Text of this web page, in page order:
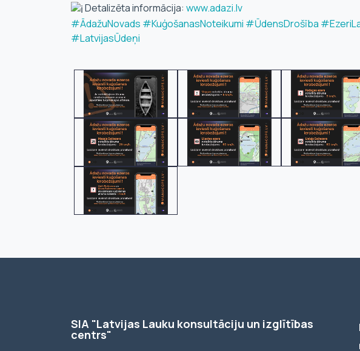
Detalizēta informācija: www.adazi.lv
#ĀdažuNovads #KuģošanasNoteikumi #ŪdensDrošība
#LatvijasŪdeņi
SIA "Latvijas Lauku konsultāciju un izglītības
centrs"